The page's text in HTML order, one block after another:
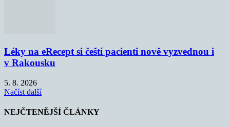
Léky na eRecept si čeští pacienti nově vyzvednou i
v Rakousku
5. 8. 2026
Načíst další
NEJČTENĚJŠÍ ČLÁNKY